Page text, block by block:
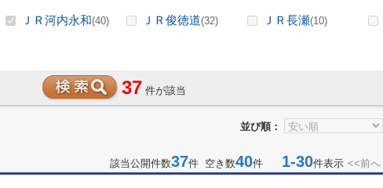
ＪＲ河内永和(40) ＪＲ俊徳道(32) ＪＲ長瀬(10)
37 件が該当
並び順：
該当公開件数37件 空き数40件 1-30件表示 <<前へ